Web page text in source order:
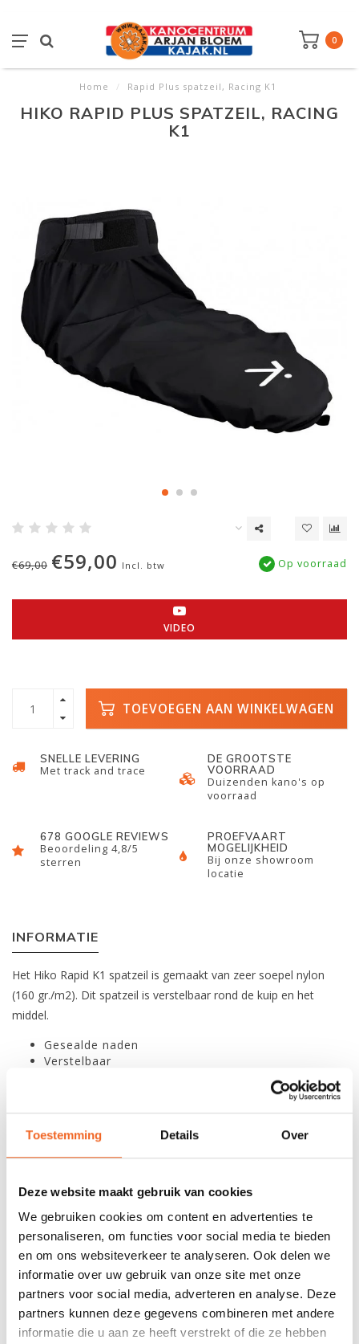
Toestemming Details Over
Deze website maakt gebruik van cookies
We gebruiken cookies om content en advertenties te
personaliseren, om functies voor social media te bieden
en om ons websiteverkeer te analyseren. Ook delen we
informatie over uw gebruik van onze site met onze
partners voor social media, adverteren en analyse. Deze
partners kunnen deze gegevens combineren met andere
informatie die u aan ze heeft verstrekt of die ze hebben
0
Home / Rapid Plus spatzeil, Racing K1
HIKO RAPID PLUS SPATZEIL, RACING
K1
€69,00 €59,00 Incl. btw Op voorraad
VIDEO
TOEVOEGEN AAN WINKELWAGEN
SNELLE LEVERING
Met track and trace
DE GROOTSTE
VOORRAAD
Duizenden kano's op
voorraad
678 GOOGLE REVIEWS
Beoordeling 4,8/5
sterren
PROEFVAART
MOGELIJKHEID
Bij onze showroom
locatie
INFORMATIE
Het Hiko Rapid K1 spatzeil is gemaakt van zeer soepel nylon
(160 gr./m2). Dit spatzeil is verstelbaar rond de kuip en het
middel.
Gesealde naden
Verstelbaar
0 sterren op basis van 0 beoordelingen
JE BEOORDELING TOEVOEGEN
GERELATEERDE PRODUCTEN